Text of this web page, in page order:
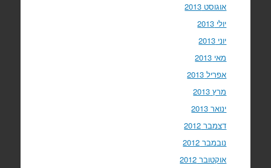
אוגוסט 2013
יולי 2013
יוני 2013
מאי 2013
אפריל 2013
מרץ 2013
ינואר 2013
דצמבר 2012
נובמבר 2012
אוקטובר 2012